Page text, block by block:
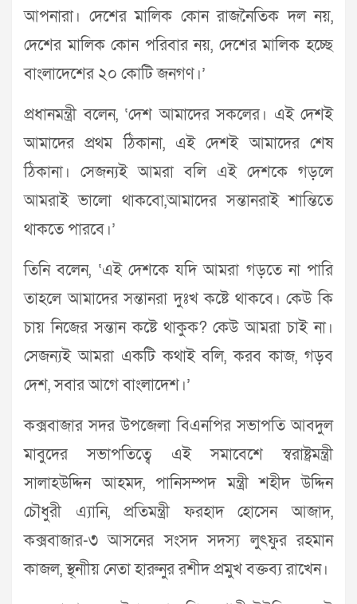
আপনারা। দেশের মালিক কোন রাজনৈতিক দল নয়,
দেশের মালিক কোন পরিবার নয়, দেশের মালিক হচ্ছে
বাংলাদেশের ২০ কোটি জনগণ।’
প্রধানমন্ত্রী বলেন, ‘দেশ আমাদের সকলের। এই দেশই
আমাদের প্রথম ঠিকানা, এই দেশই আমাদের শেষ
ঠিকানা। সেজন্যই আমরা বলি এই দেশকে গড়লে
আমরাই ভালো থাকবো,আমাদের সন্তানরাই শান্তিতে
থাকতে পারবে।’
তিনি বলেন, ‘এই দেশকে যদি আমরা গড়তে না পারি
তাহলে আমাদের সন্তানরা দুঃখ কষ্টে থাকবে। কেউ কি
চায় নিজের সন্তান কষ্টে থাকুক? কেউ আমরা চাই না।
সেজন্যই আমরা একটি কথাই বলি, করব কাজ, গড়ব
দেশ, সবার আগে বাংলাদেশ।’
কক্সবাজার সদর উপজেলা বিএনপির সভাপতি আবদুল
মাবুদের সভাপতিত্বে এই সমাবেশে স্বরাষ্ট্রমন্ত্রী
সালাহউদ্দিন আহমদ, পানিসম্পদ মন্ত্রী শহীদ উদ্দিন
চৌধুরী এ্যানি, প্রতিমন্ত্রী ফরহাদ হোসেন আজাদ,
কক্সবাজার-৩ আসনের সংসদ সদস্য লুৎফুর রহমান
কাজল, স্থ্নাীয় নেতা হারুনুর রশীদ প্রমুখ বক্তব্য রাখেন।